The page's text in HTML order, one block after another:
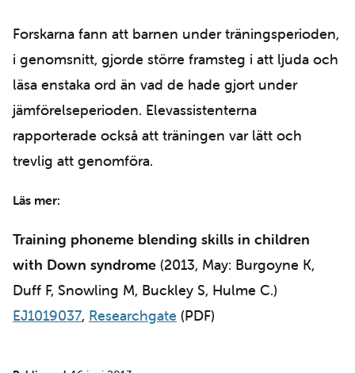
Forskarna fann att barnen under träningsperioden,
i genomsnitt, gjorde större framsteg i att ljuda och
läsa enstaka ord än vad de hade gjort under
jämförelseperioden. Elevassistenterna
rapporterade också att träningen var lätt och
trevlig att genomföra.
Läs mer:
Training phoneme blending skills in children
with Down syndrome (2013, May: Burgoyne K,
Duff F, Snowling M, Buckley S, Hulme C.)
EJ1019037, Researchgate (PDF)